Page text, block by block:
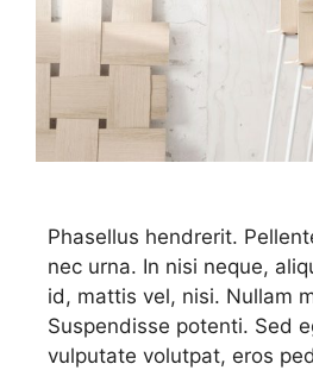
Phasellus hendrerit.
nec urna. In nisi neque,
id, mattis vel, nisi. Nullam
Suspendisse potenti. Sed
vulputate volutpat, eros